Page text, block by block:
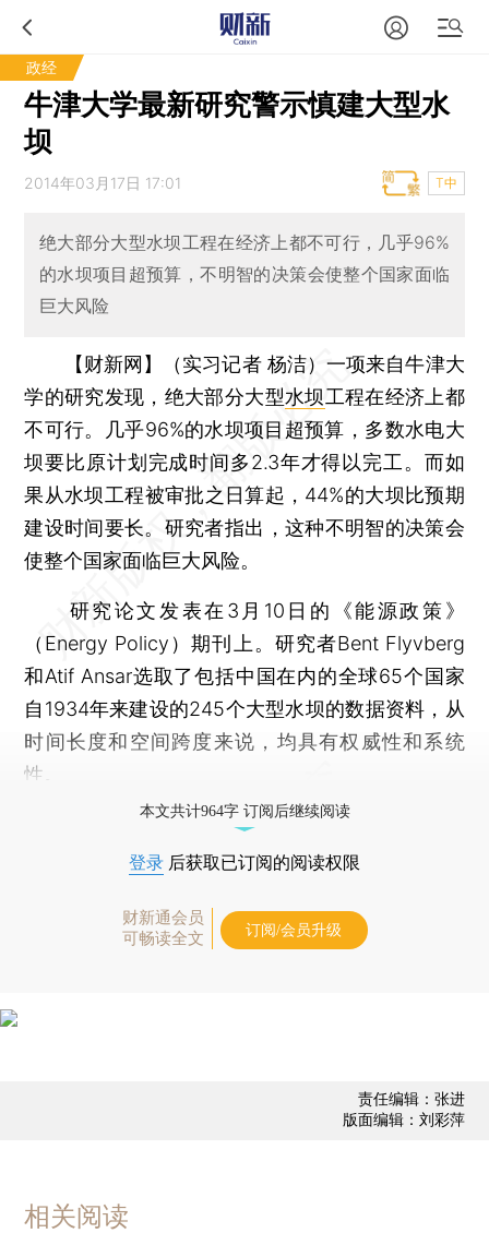
政经
牛津大学最新研究警示慎建大型水
坝
2014年03月17日 17:01 T中
绝大部分大型水坝工程在经济上都不可行，几乎96%
的水坝项目超预算，不明智的决策会使整个国家面临
巨大风险
【财新网】（实习记者 杨洁）一项来自牛津大
学的研究发现，绝大部分大型水坝工程在经济上都
不可行。几乎96%的水坝项目超预算，多数水电大
坝要比原计划完成时间多2.3年才得以完工。而如
果从水坝工程被审批之日算起，44%的大坝比预期
建设时间要长。研究者指出，这种不明智的决策会
使整个国家面临巨大风险。
研究论文发表在3月10日的《能源政策》
（Energy Policy）期刊上。研究者Bent Flyvberg
和Atif Ansar选取了包括中国在内的全球65个国家
自1934年来建设的245个大型水坝的数据资料，从
时间长度和空间跨度来说，均具有权威性和系统
性。
本文共计964字 订阅后继续阅读
登录 后获取已订阅的阅读权限
财新通会员
可畅读全文
订阅/会员升级
责任编辑：张进
版面编辑：刘彩萍
相关阅读